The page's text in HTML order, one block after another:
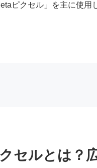
ピクセル」を主に使
セルとは？